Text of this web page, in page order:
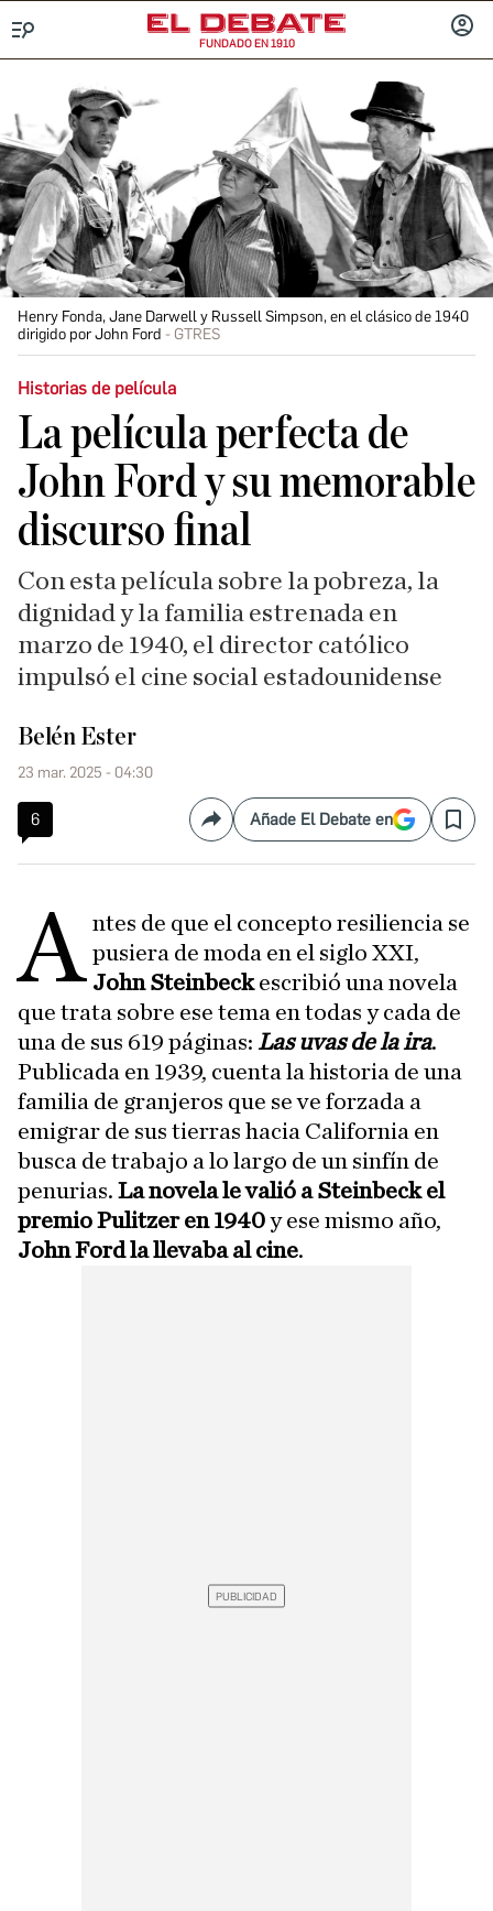
FUNDADO EN 1910
Henry Fonda, Jane Darwell y Russell Simpson, en el clásico de 1940
dirigido por John Ford
GTRES
Historias de película
La película perfecta de
John Ford y su memorable
discurso final
Con esta película sobre la pobreza, la
dignidad y la familia estrenada en
marzo de 1940, el director católico
impulsó el cine social estadounidense
Belén Ester
23 mar. 2025 - 04:30
6 CompartirAñade El Debate en Save
A ntes de que el concepto resiliencia se
pusiera de moda en el siglo XXI,
John Steinbeckescribió una novela
que trata sobre ese tema en todas y cada de
una de sus 619 páginas: Las uvas de la ira.
Publicada en 1939, cuenta la historia de una
familia de granjeros que se ve forzada a
emigrar de sus tierras hacia California en
busca de trabajo a lo largo de un sinfín de
penurias. La novela le valió a Steinbeck el
premio Pulitzer en 1940y ese mismo año,
John Ford la llevaba al cine.